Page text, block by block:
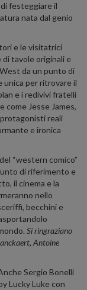
festeggiare il
nata dal genio
e le visitatrici
tavole originali e
da un punto di
unica per ritrovare il
e i redivivi fratelli
come Jesse James,
reali
e ironica
“western comico”
di riferimento e
il cinema e la
nello
becchini e
Si ringraziano
Antoine
Sergio Bonelli
Lucky Luke con